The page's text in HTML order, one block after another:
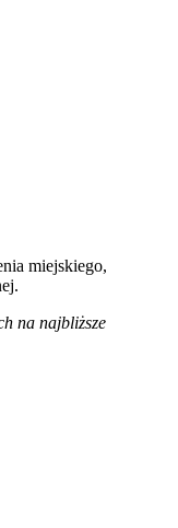
miejskiego,
na najbliższe